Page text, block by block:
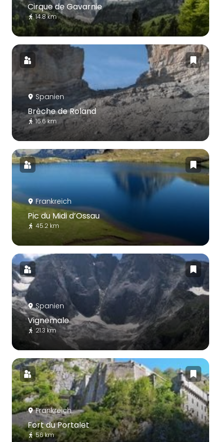
Cirque de Gavarnie
14.8 km
Spanien
Brèche de Roland
16.6 km
Frankreich
Pic du Midi d’Ossau
45.2 km
Spanien
Vignemale
21.3 km
Frankreich
Fort du Portalet
56 km